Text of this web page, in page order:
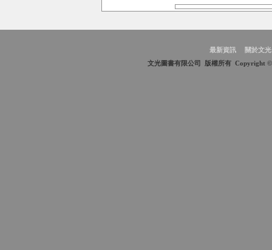
最新資訊
關於文光
文光圖書有限公司 版權所有 Copyright ©